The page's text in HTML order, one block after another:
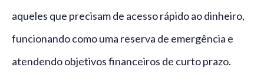
aqueles que precisam de acesso rápido ao dinheiro,
funcionando como uma reserva de emergência e
atendendo objetivos financeiros de curto prazo.